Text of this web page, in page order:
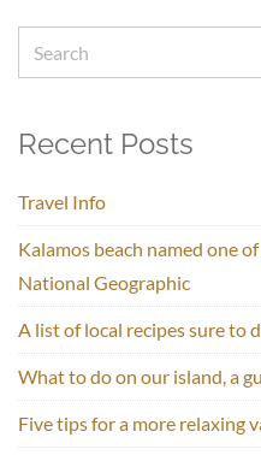
Recent Posts
Travel Info
Kalamos beach named one
National Geographic
A list of local recipes sure to
What to do on our island, a
Five tips for a more relaxing